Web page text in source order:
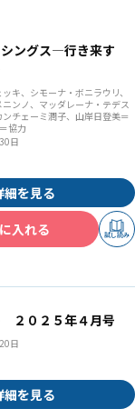
ングス―行き来す
キ、シモーナ・ボニラウリ、
ンノ、マッダレーナ・テデス
チェーミ潤子、山岸日登美＝
協力
日
細を見る
入れる
試し読み
２０２５年４月号
日
細を見る